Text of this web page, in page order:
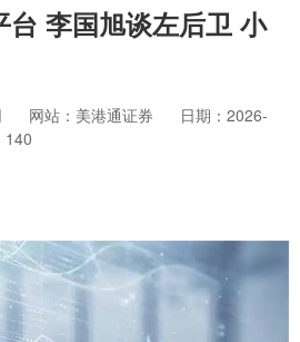
台 李国旭谈左后卫 小
网站：美港通证券
日期：2026-
140